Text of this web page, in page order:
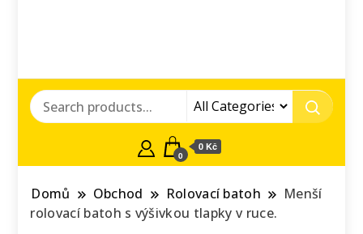
0
0 Kč
Domů Obchod Rolovací batoh
Menší
rolovací batoh s výšivkou tlapky v ruce.